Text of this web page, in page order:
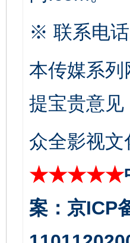
※ 联系电
本传媒系
提宝贵意
众全影视
★★★★★
案：京ICP
揭开“小金库”的免